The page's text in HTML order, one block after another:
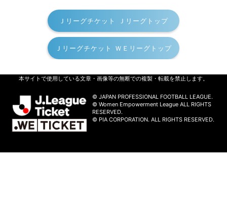
Ｊリーグチケット Ｊリーグトップ
Ｊリーグチケット ＷＥリーグトップ
本サイトで使用している文章・画像等の無断での複製・転載を禁止します。
© JAPAN PROFESSIONAL FOOTBALL LEAGUE.
© Women Empowerment League ALL RIGHTS
RESERVED.
© PIA CORPORATION. ALL RIGHTS RESERVED.